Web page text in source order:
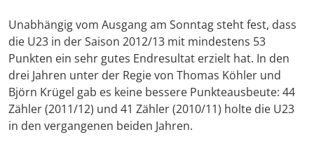
Unabhängig vom Ausgang am Sonntag steht fest, dass
die U23 in der Saison 2012/13 mit mindestens 53
Punkten ein sehr gutes Endresultat erzielt hat. In den
drei Jahren unter der Regie von Thomas Köhler und
Björn Krügel gab es keine bessere Punkteausbeute: 44
Zähler (2011/12) und 41 Zähler (2010/11) holte die U23
in den vergangenen beiden Jahren.